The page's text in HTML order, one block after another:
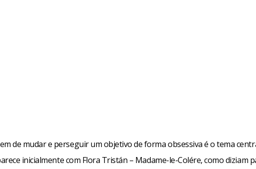
de mudar e perseguir um objetivo de forma obsessiva é o tema
inicialmente com Flora Tristán – Madame-le-Colére, como diziam